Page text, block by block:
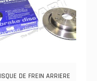
DE FREIN ARRIERE